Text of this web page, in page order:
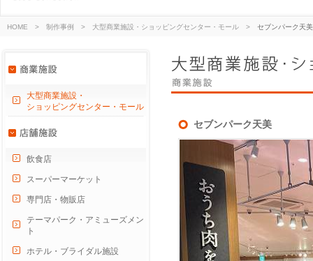
HOME > 制作事例 > 大型商業施設・ショッピングセンター・モール > セブンパーク天美
セブンパーク天美
大型商業施設・
ショッピングセンター・モール
飲食店
スーパーマーケット
専門店・物販店
テーマパーク・アミューズメン
ト
ホテル・ブライダル施設